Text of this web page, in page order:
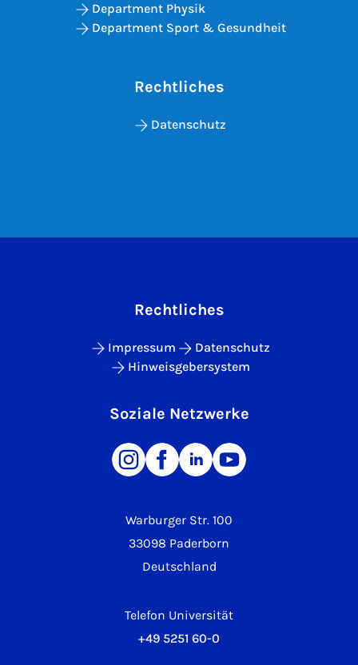
Department Physik
Department Sport & Gesundheit
Rechtliches
Datenschutz
Warburger Str. 100
33098 Paderborn
Deutschland
Telefon Universität
+49 5251 60-0
Rechtliches
Impressum
Datenschutz
Hinweisgebersystem
Soziale Netzwerke